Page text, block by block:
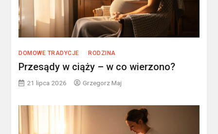
DOMOWE TRADYCJE RODZINA
Przesądy w ciąży – w co wierzono?
21 lipca 2026 Grzegorz Maj